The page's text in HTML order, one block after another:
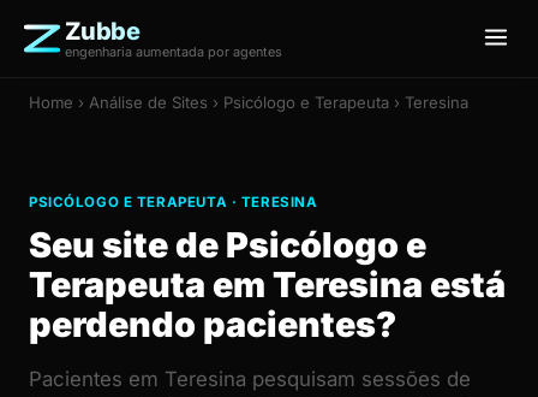
Zubbe
engenharia aumentada por agentes
Home › Análise de Sites › Psicólogo e Terapeuta › Teresina
PSICÓLOGO E TERAPEUTA · TERESINA
Seu site de Psicólogo e
Terapeuta em Teresina está
perdendo pacientes?
Pacientes em Teresina pesquisam sessões de